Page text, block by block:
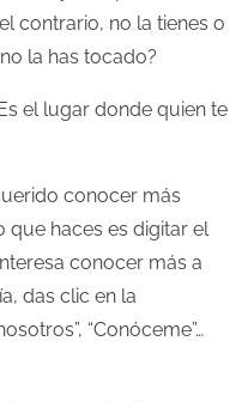
contrario, no la tienes o
la has tocado?
el lugar donde quien te
conocer más
haces es digitar el
conocer más a
das clic en la
“Conóceme”…